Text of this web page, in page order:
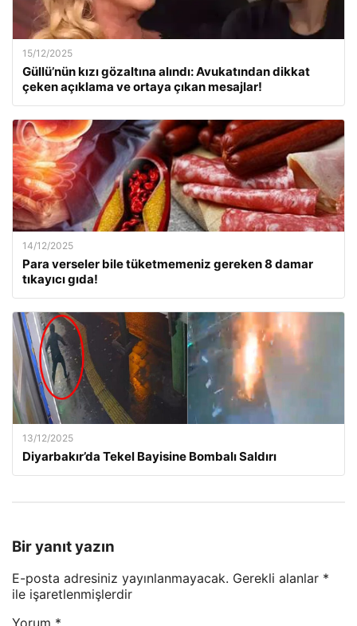
15/12/2025
Güllü’nün kızı gözaltına alındı: Avukatından dikkat
çeken açıklama ve ortaya çıkan mesajlar!
14/12/2025
Para verseler bile tüketmemeniz gereken 8 damar
tıkayıcı gıda!
13/12/2025
Diyarbakır’da Tekel Bayisine Bombalı Saldırı
Bir yanıt yazın
E-posta adresiniz yayınlanmayacak. Gerekli alanlar *
ile işaretlenmişlerdir